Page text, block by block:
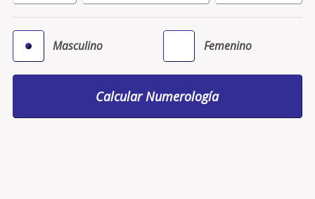
Masculino Femenino